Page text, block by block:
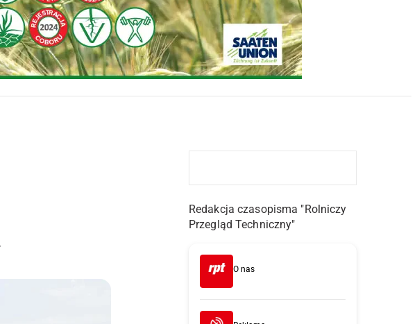
Redakcja czasopisma "Rolniczy
Przegląd Techniczny"
O nas